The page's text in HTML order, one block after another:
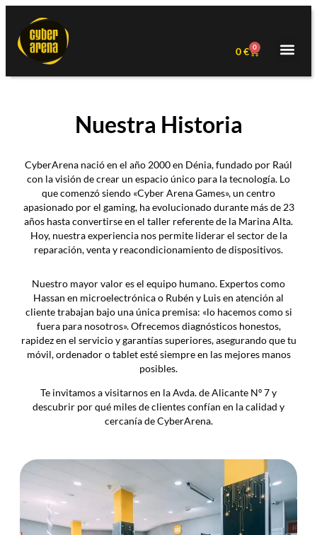
0€ 0
Nuestra Historia
CyberArena nació en el año 2000 en Dénia, fundado por Raúl
con la visión de crear un espacio único para la tecnología. Lo
que comenzó siendo «Cyber Arena Games», un centro
apasionado por el gaming, ha evolucionado durante más de 23
años hasta convertirse en el taller referente de la Marina Alta.
Hoy, nuestra experiencia nos permite liderar el sector de la
reparación, venta y reacondicionamiento de dispositivos.
Nuestro mayor valor es el equipo humano. Expertos como
Hassan en microelectrónica o Rubén y Luis en atención al
cliente trabajan bajo una única premisa: «lo hacemos como si
fuera para nosotros». Ofrecemos diagnósticos honestos,
rapidez en el servicio y garantías superiores, asegurando que tu
móvil, ordenador o tablet esté siempre en las mejores manos
posibles.
Te invitamos a visitarnos en la Avda. de Alicante Nº 7 y
descubrir por qué miles de clientes confían en la calidad y
cercanía de CyberArena.